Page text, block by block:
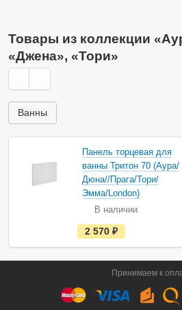
л
Товары из коллекции
«Джена», «Тори»
Ванны
Панель торцевая для
ванны Тритон 70 (Аура/
Дюна//Прага/Тори/
Эмма/London)
В наличии
е
с
т
н
л
2 570
Принимаем к